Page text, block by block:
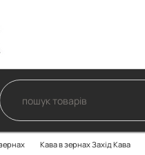
Кава в зернах Захід Кава